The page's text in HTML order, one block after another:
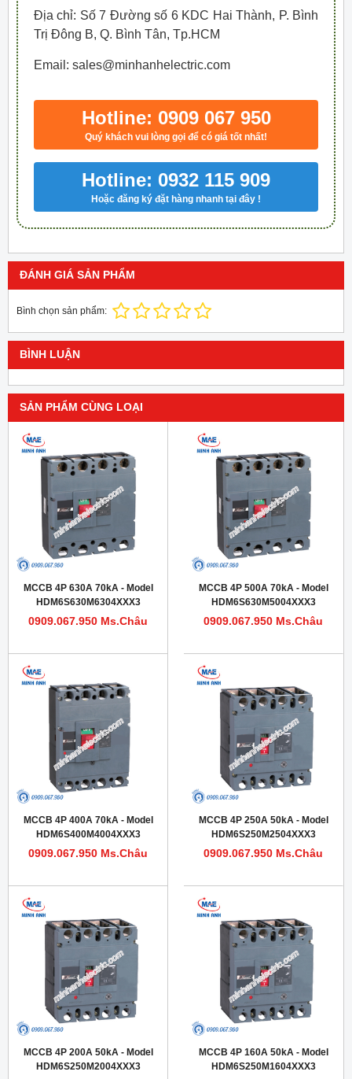
Địa chỉ: Số 7 Đường số 6 KDC Hai Thành, P. Bình
Trị Đông B, Q. Bình Tân, Tp.HCM
Email: sales@minhanhelectric.com
Hotline: 0909 067 950
Quý khách vui lòng gọi để có giá tốt nhất!
Hotline: 0932 115 909
Hoặc đăng ký đặt hàng nhanh tại đây !
ĐÁNH GIÁ SẢN PHẨM
Bình chọn sản phẩm:
BÌNH LUẬN
SẢN PHẨM CÙNG LOẠI
MCCB 4P 630A 70kA - Model
HDM6S630M6304XXX3
0909.067.950 Ms.Châu
MCCB 4P 500A 70kA - Model
HDM6S630M5004XXX3
0909.067.950 Ms.Châu
MCCB 4P 400A 70kA - Model
HDM6S400M4004XXX3
0909.067.950 Ms.Châu
MCCB 4P 250A 50kA - Model
HDM6S250M2504XXX3
0909.067.950 Ms.Châu
MCCB 4P 200A 50kA - Model
HDM6S250M2004XXX3
MCCB 4P 160A 50kA - Model
HDM6S250M1604XXX3